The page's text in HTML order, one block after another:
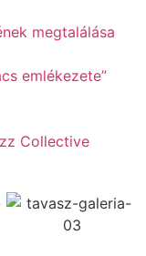
emlékezete”
Collective